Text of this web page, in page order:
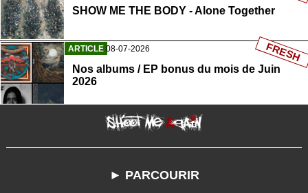
SHOW ME THE BODY - Alone Together
ARTICLE 08-07-2026
Nos albums / EP bonus du mois de Juin
2026
FRESH
► PARCOURIR